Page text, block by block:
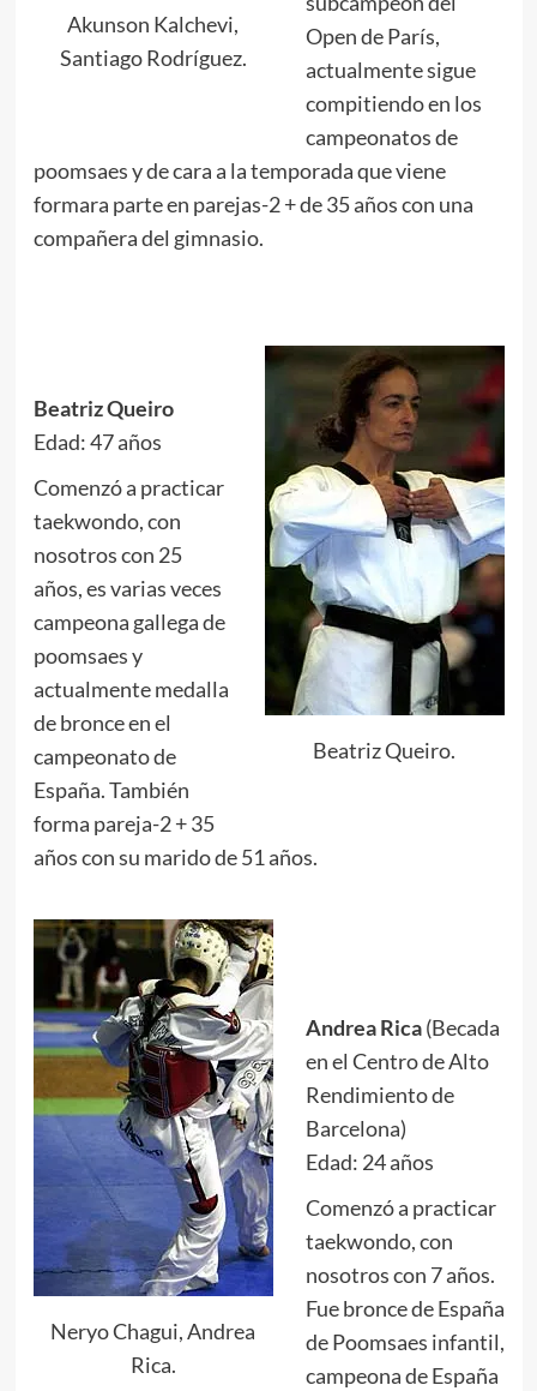
Akunson Kalchevi,
Santiago Rodríguez.
Open de París,
actualmente sigue
compitiendo en los
campeonatos de
poomsaes y de cara a la temporada que viene
formara parte en parejas-2 + de 35 años con una
compañera del gimnasio.
Beatriz Queiro.
Beatriz Queiro
Edad: 47 años
Comenzó a practicar
taekwondo, con
nosotros con 25
años, es varias veces
campeona gallega de
poomsaes y
actualmente medalla
de bronce en el
campeonato de
España. También
forma pareja-2 + 35
años con su marido de 51 años.
Neryo Chagui, Andrea
Rica.
Andrea Rica(Becada
en el Centro de Alto
Rendimiento de
Barcelona)
Edad: 24 años
Comenzó a practicar
taekwondo, con
nosotros con 7 años.
Fue bronce de España
de Poomsaes infantil,
campeona de España